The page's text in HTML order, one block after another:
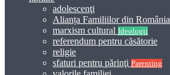
adolescenţi
Alianța Familiilor din România
marxism cultural Ideologii
referendum pentru căsătorie
religie
sfaturi pentru părinţi Parenting